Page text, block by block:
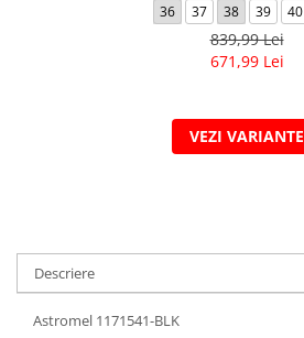
36 37 38 39 40
839,99 Lei
671,99 Lei
VEZI VARIANTE
Descriere
Astromel 1171541-BLK